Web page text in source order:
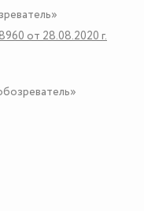
от 28.08.2020 г.